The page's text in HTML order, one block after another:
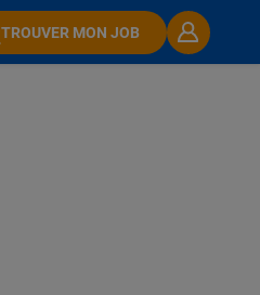
TROUVER MON JOB